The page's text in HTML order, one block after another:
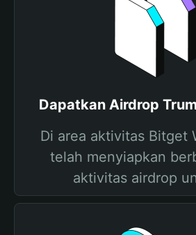
Dapatkan Airdrop
Di area aktivitas Bitget
telah menyiapkan
aktivitas airdrop